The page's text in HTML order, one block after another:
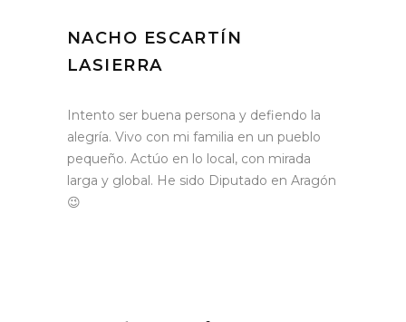
NACHO ESCARTÍN
LASIERRA
Intento ser buena persona y defiendo la
alegría. Vivo con mi familia en un pueblo
pequeño. Actúo en lo local, con mirada
larga y global. He sido Diputado en Aragón
😉